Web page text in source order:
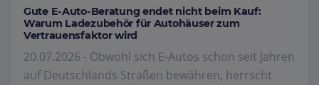
Gute E-Auto-Beratung endet nicht beim Kauf:
Warum Ladezubehör für Autohäuser zum
Vertrauensfaktor wird
20.07.2026 - Obwohl sich E-Autos schon seit Jahren
auf Deutschlands Straßen bewähren, herrscht